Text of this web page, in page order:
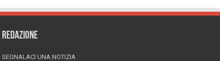
REDAZIONE
SEGNALACI UNA NOTIZIA